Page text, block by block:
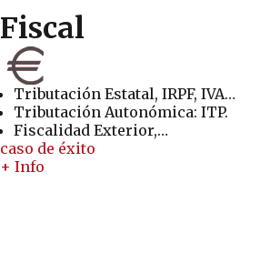
Fiscal
Tributación Estatal, IRPF, IVA…
Tributación Autonómica: ITP.
Fiscalidad Exterior,…
caso de éxito
+ Info